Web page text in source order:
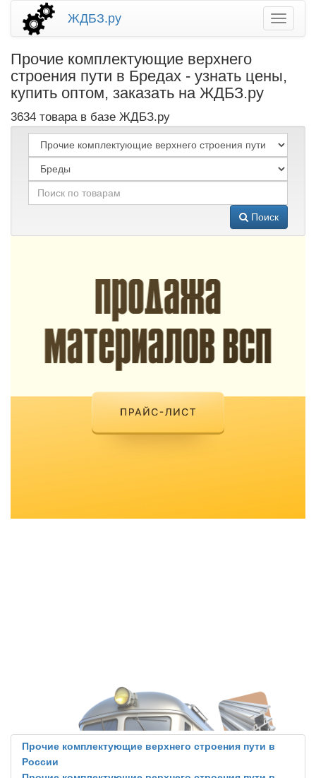
ЖДБЗ.ру
Прочие комплектующие верхнего
строения пути в Бредах - узнать цены,
купить оптом, заказать на ЖДБЗ.ру
3634 товара в базе ЖДБЗ.ру
Поиск
Прочие комплектующие верхнего строения пути в
России